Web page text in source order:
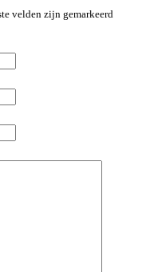
velden zijn gemarkeerd